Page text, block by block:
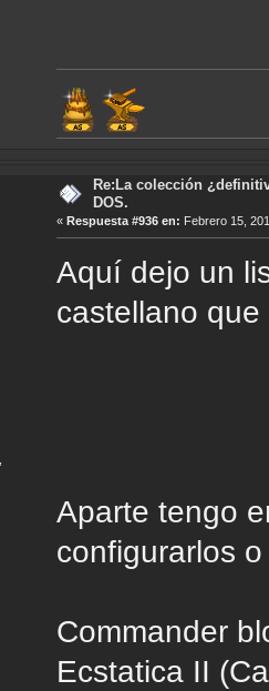
Re:La colección
DOS.
«Respuesta #936 en: Febrero 15,
Aquí dejo un
castellano
Aparte tengo
configurarlos
Commander
Ecstatica II